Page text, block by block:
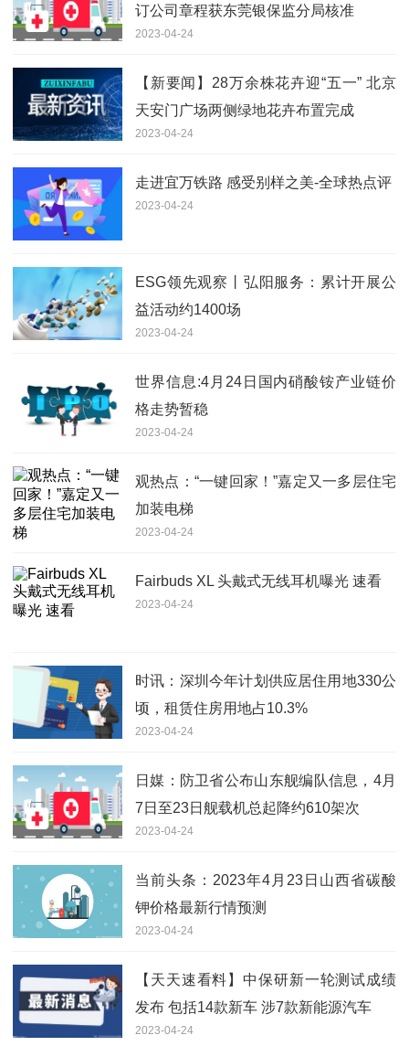
订公司章程获东莞银保监分局核准
2023-04-24
【新要闻】28万余株花卉迎“五一” 北京
天安门广场两侧绿地花卉布置完成
2023-04-24
走进宜万铁路 感受别样之美-全球热点评
2023-04-24
ESG领先观察丨弘阳服务：累计开展公
益活动约1400场
2023-04-24
世界信息:4月24日国内硝酸铵产业链价
格走势暂稳
2023-04-24
观热点：“一键回家！”嘉定又一多层住宅
加装电梯
2023-04-24
Fairbuds XL 头戴式无线耳机曝光 速看
2023-04-24
时讯：深圳今年计划供应居住用地330公
顷，租赁住房用地占10.3%
2023-04-24
日媒：防卫省公布山东舰编队信息，4月
7日至23日舰载机总起降约610架次
2023-04-24
当前头条：2023年4月23日山西省碳酸
钾价格最新行情预测
2023-04-24
【天天速看料】中保研新一轮测试成绩
发布 包括14款新车 涉7款新能源汽车
2023-04-24